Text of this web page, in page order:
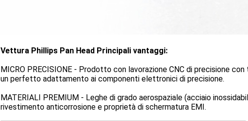
Vettura Phillips Pan Head Principali vantaggi:
MICRO PRECISIONE - Prodotto con lavorazione CNC di precisione
un perfetto adattamento ai componenti elettronici di precisione.
MATERIALI PREMIUM - Leghe di grado aerospaziale (acciaio
rivestimento anticorrosione e proprietà di schermatura EMI.